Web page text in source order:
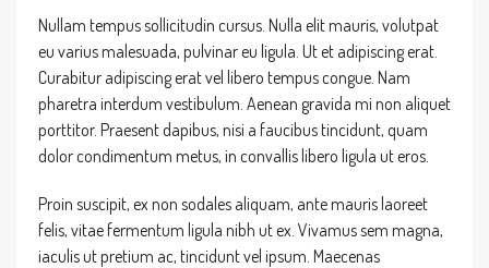
Nullam tempus sollicitudin cursus. Nulla elit mauris, volutpat
eu varius malesuada, pulvinar eu ligula. Ut et adipiscing erat.
Curabitur adipiscing erat vel libero tempus congue. Nam
pharetra interdum vestibulum. Aenean gravida mi non aliquet
porttitor. Praesent dapibus, nisi a faucibus tincidunt, quam
dolor condimentum metus, in convallis libero ligula ut eros.
Proin suscipit, ex non sodales aliquam, ante mauris laoreet
felis, vitae fermentum ligula nibh ut ex. Vivamus sem magna,
iaculis ut pretium ac, tincidunt vel ipsum. Maecenas